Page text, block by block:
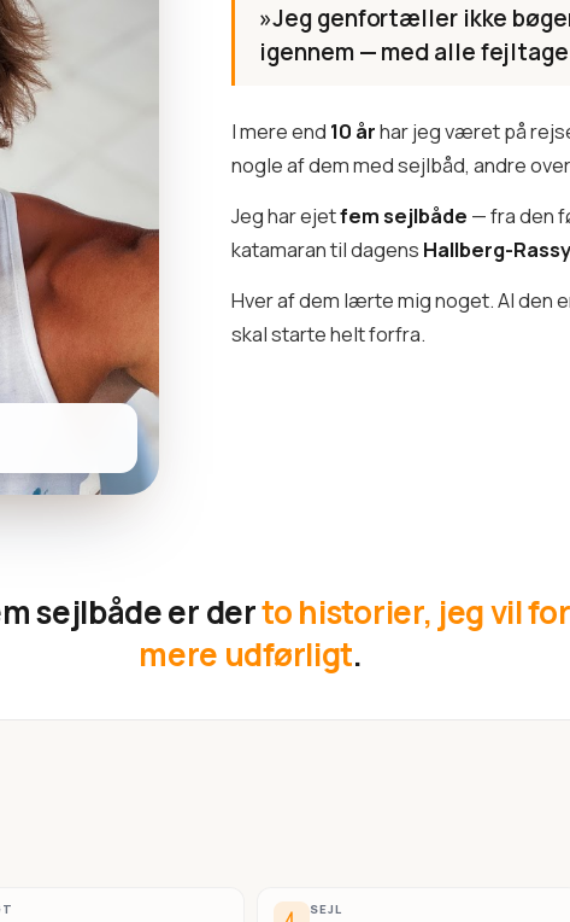
»Jeg genfortæller ikke
igennem — med alle
I mere end 10 århar jeg været på
nogle af dem med sejlbåd, andre
Jeg har ejetfem sejlbåde — fra den
katamaran til dagens Hallberg-
Hver af dem lærte mig noget. Al den
skal starte helt forfra.
sejlbåde er derto historier, jeg vil
mere udførligt.
SEJL